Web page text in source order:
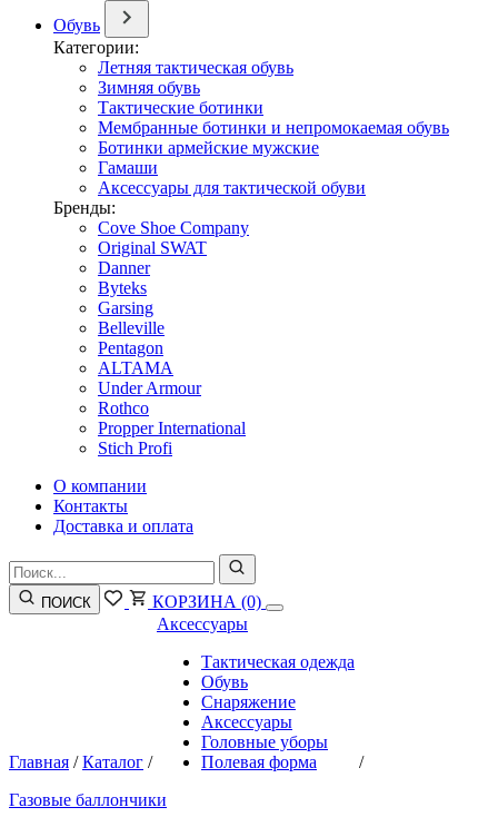
Обувь
Категории:
Летняя тактическая обувь
Зимняя обувь
Тактические ботинки
Мембранные ботинки и непромокаемая обувь
Ботинки армейские мужские
Гамаши
Аксессуары для тактической обуви
Бренды:
Cove Shoe Company
Original SWAT
Danner
Byteks
Garsing
Belleville
Pentagon
ALTAMA
Under Armour
Rothco
Propper International
Stich Profi
О компании
Контакты
Доставка и оплата
ПОИСК КОРЗИНА (0)
Главная /Каталог /
Аксессуары
Тактическая одежда
Обувь
Снаряжение
Аксессуары
Головные уборы
Полевая форма
/
Газовые баллончики